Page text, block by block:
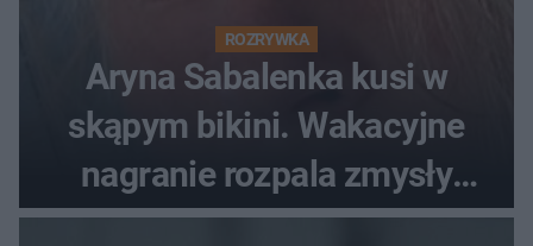
ROZRYWKA
Aryna Sabalenka kusi w
skąpym bikini. Wakacyjne
nagranie rozpala zmysły
fanów